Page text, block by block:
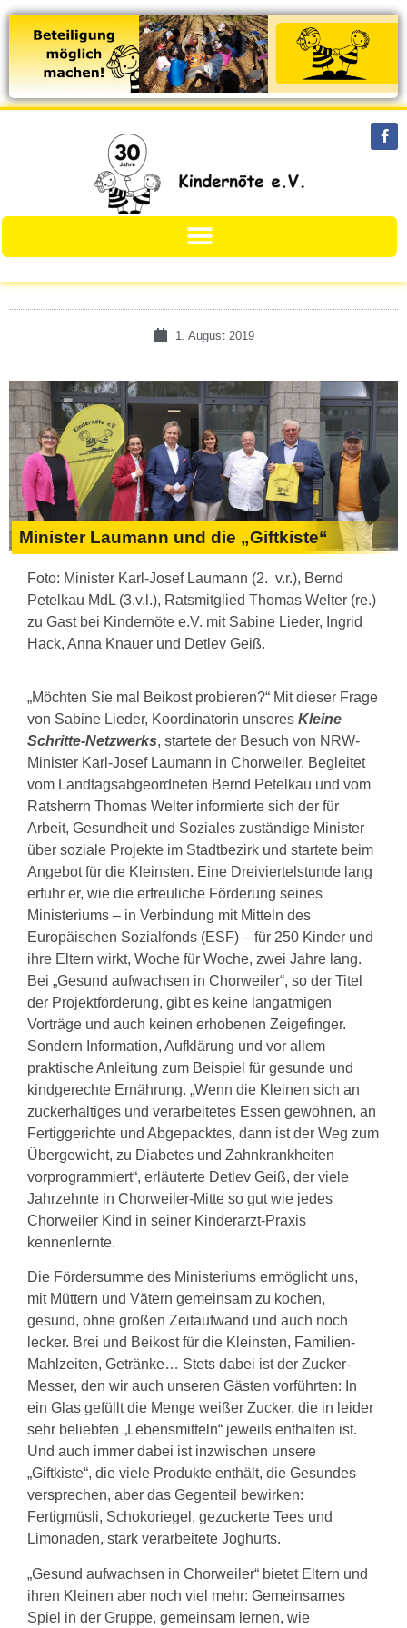
1. August 2019
Minister Laumann und die „Giftkiste“
Foto: Minister Karl-Josef Laumann (2. v.r.), Bernd
Petelkau MdL (3.v.l.), Ratsmitglied Thomas Welter (re.)
zu Gast bei Kindernöte e.V. mit Sabine Lieder, Ingrid
Hack, Anna Knauer und Detlev Geiß.
„Möchten Sie mal Beikost probieren?“ Mit dieser Frage
von Sabine Lieder, Koordinatorin unseres Kleine
Schritte-Netzwerks, startete der Besuch von NRW-
Minister Karl-Josef Laumann in Chorweiler. Begleitet
vom Landtagsabgeordneten Bernd Petelkau und vom
Ratsherrn Thomas Welter informierte sich der für
Arbeit, Gesundheit und Soziales zuständige Minister
über soziale Projekte im Stadtbezirk und startete beim
Angebot für die Kleinsten. Eine Dreiviertelstunde lang
erfuhr er, wie die erfreuliche Förderung seines
Ministeriums – in Verbindung mit Mitteln des
Europäischen Sozialfonds (ESF) – für 250 Kinder und
ihre Eltern wirkt, Woche für Woche, zwei Jahre lang.
Bei „Gesund aufwachsen in Chorweiler“, so der Titel
der Projektförderung, gibt es keine langatmigen
Vorträge und auch keinen erhobenen Zeigefinger.
Sondern Information, Aufklärung und vor allem
praktische Anleitung zum Beispiel für gesunde und
kindgerechte Ernährung. „Wenn die Kleinen sich an
zuckerhaltiges und verarbeitetes Essen gewöhnen, an
Fertiggerichte und Abgepacktes, dann ist der Weg zum
Übergewicht, zu Diabetes und Zahnkrankheiten
vorprogrammiert“, erläuterte Detlev Geiß, der viele
Jahrzehnte in Chorweiler-Mitte so gut wie jedes
Chorweiler Kind in seiner Kinderarzt-Praxis
kennenlernte.
Die Fördersumme des Ministeriums ermöglicht uns,
mit Müttern und Vätern gemeinsam zu kochen,
gesund, ohne großen Zeitaufwand und auch noch
lecker. Brei und Beikost für die Kleinsten, Familien-
Mahlzeiten, Getränke… Stets dabei ist der Zucker-
Messer, den wir auch unseren Gästen vorführten: In
ein Glas gefüllt die Menge weißer Zucker, die in leider
sehr beliebten „Lebensmitteln“ jeweils enthalten ist.
Und auch immer dabei ist inzwischen unsere
„Giftkiste“, die viele Produkte enthält, die Gesundes
versprechen, aber das Gegenteil bewirken:
Fertigmüsli, Schokoriegel, gezuckerte Tees und
Limonaden, stark verarbeitete Joghurts.
„Gesund aufwachsen in Chorweiler“ bietet Eltern und
ihren Kleinen aber noch viel mehr: Gemeinsames
Spiel in der Gruppe, gemeinsam lernen, wie